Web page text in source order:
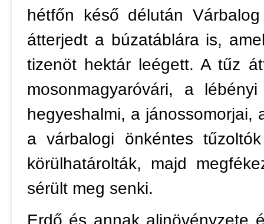
hétfőn késő délután
átterjedt a búzatáblára is,
tizenöt hektár leégett. A tűz
mosonmagyaróvári, a
hegyeshalmi, a jánossomorjai,
a várbalogi önkéntes
körülhatárolták, majd
sérült meg senki.
Erdő és annak aljnövényzete